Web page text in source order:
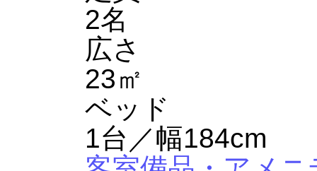
2名
広さ
23㎡
ベッド
1台／幅184cm